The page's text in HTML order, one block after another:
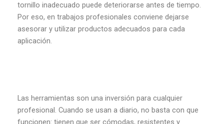
tornillo inadecuado puede deteriorarse antes de tiempo.
Por eso, en trabajos profesionales conviene dejarse
asesorar y utilizar productos adecuados para cada
aplicación.
Las herramientas son una inversión para cualquier
profesional. Cuando se usan a diario, no basta con que
funcionen: tienen que ser cómodas, resistentes y